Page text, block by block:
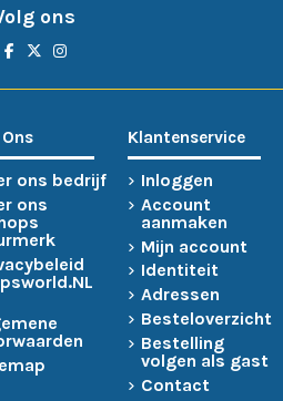
ons
ons bedrijf
ons
Klantenservice
Inloggen
Account
aanmaken
Mijn account
Identiteit
Adressen
Besteloverzicht
Bestelling
volgen als gast
Contact